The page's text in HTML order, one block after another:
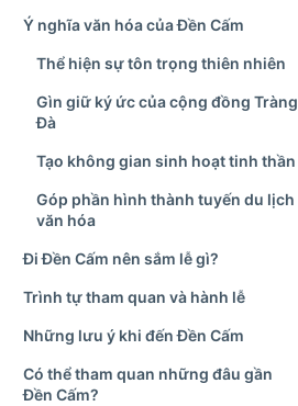
Đối tượng thờ chính
Không gian phụng thờ
Kiến trúc được giới thiệu
Loại hình
Xếp hạng
Ngày lễ truyền thống
Đền Cấm ở đâu?
Ý nghĩa văn hóa của Đền Cấm
Thể hiện sự tôn trọng thiên nhiên
Gìn giữ ký ức của cộng đồng Tràng
Đà
Tạo không gian sinh hoạt tinh thần
Góp phần hình thành tuyến du lịch
văn hóa
Đi Đền Cấm nên sắm lễ gì?
Trình tự tham quan và hành lễ
Những lưu ý khi đến Đền Cấm
Có thể tham quan những đâu gần
Đền Cấm?